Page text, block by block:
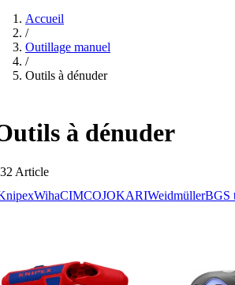
Accueil
/
Outillage manuel
/
Outils à dénuder
à dénuder
Article
WihaCIMCOJOKARIWeidmüllerBGS